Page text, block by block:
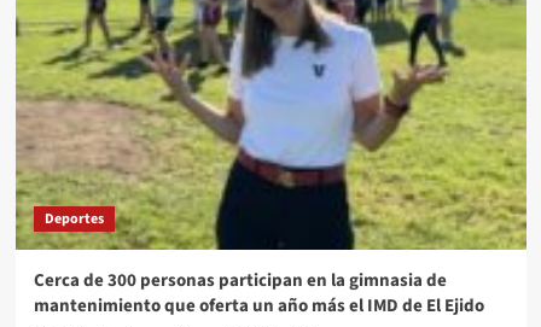
Deportes
Cerca de 300 personas participan en la gimnasia de
mantenimiento que oferta un año más el IMD de El Ejido